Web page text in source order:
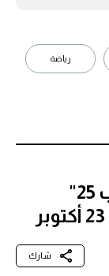
رياضة
أبوظبي تستضيف "باور سلاب 25"
شارك